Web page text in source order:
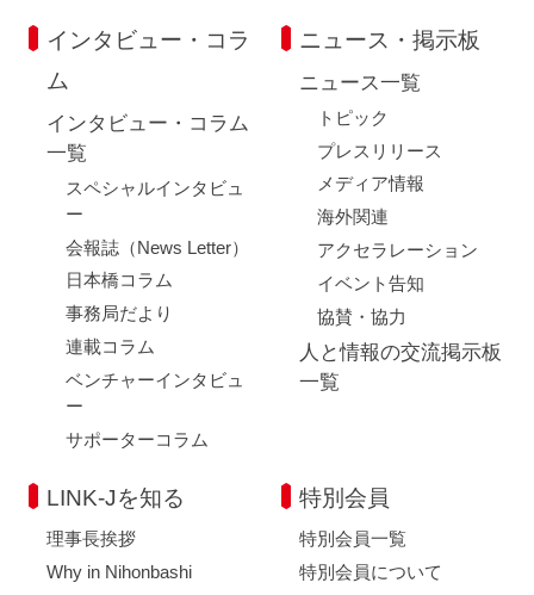
インタビュー・コラ
ム
インタビュー・コラム
一覧
スペシャルインタビュ
ー
会報誌（News Letter）
日本橋コラム
事務局だより
連載コラム
ベンチャーインタビュ
ー
サポーターコラム
ニュース・掲示板
ニュース一覧
トピック
プレスリリース
メディア情報
海外関連
アクセラレーション
イベント告知
協賛・協力
人と情報の交流掲示板
一覧
LINK-Jを知る
理事長挨拶
Why in Nihonbashi
特別会員
特別会員一覧
特別会員について